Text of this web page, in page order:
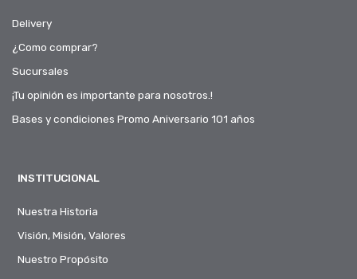
Delivery
¿Como comprar?
Sucursales
¡Tu opinión es importante para nosotros.!
Bases y condiciones Promo Aniversario 101 años
INSTITUCIONAL
Nuestra Historia
Visión, Misión, Valores
Nuestro Propósito